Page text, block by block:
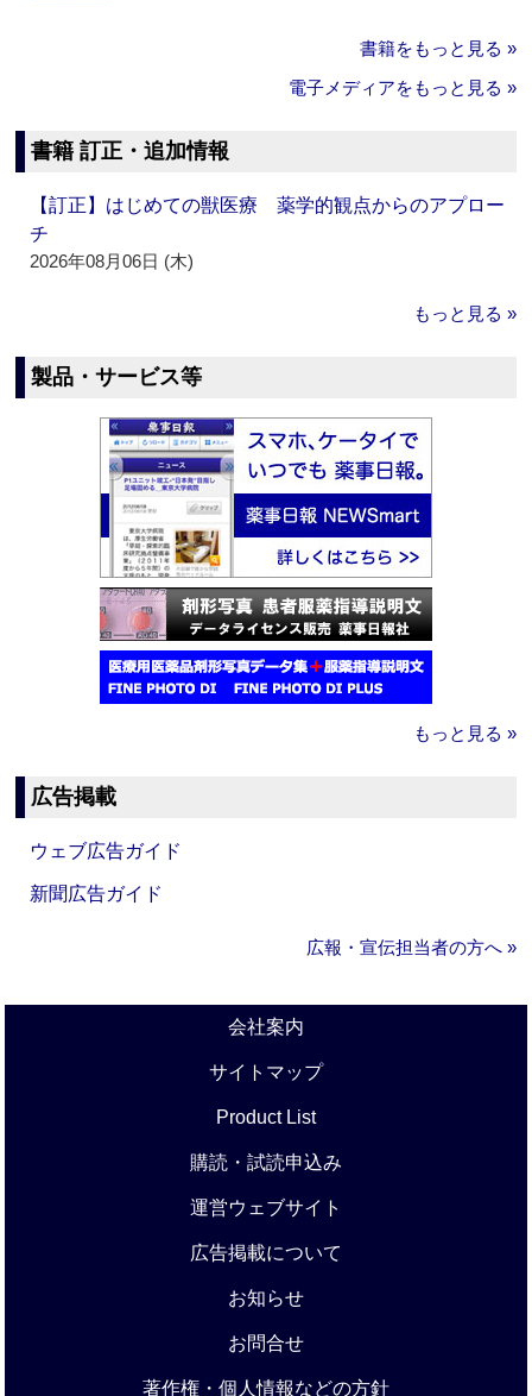
書籍をもっと見る »
電子メディアをもっと見る »
書籍 訂正・追加情報
【訂正】はじめての獣医療 薬学的観点からのアプロー
チ
2026年08月06日 (木)
もっと見る »
製品・サービス等
もっと見る »
広告掲載
ウェブ広告ガイド
新聞広告ガイド
広報・宣伝担当者の方へ »
会社案内
サイトマップ
Product List
購読・試読申込み
運営ウェブサイト
広告掲載について
お知らせ
お問合せ
著作権・個人情報などの方針